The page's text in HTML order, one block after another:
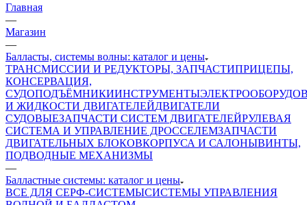
Главная
—
Магазин
—
Балласты, системы волны: каталог и цены
ТРАНСМИССИИ И РЕДУКТОРЫ, ЗАПЧАСТИПРИЦЕПЫ,
КОНСЕРВАЦИЯ,
СУДОПОДЪЁМНИКИИНСТРУМЕНТЫ
И ЖИДКОСТИ ДВИГАТЕЛЕЙДВИГАТЕЛИ
СУДОВЫЕЗАПЧАСТИ СИСТЕМ ДВИГАТЕЛЕЙРУЛЕВАЯ
СИСТЕМА И УПРАВЛЕНИЕ ДРОССЕЛЕМЗАПЧАСТИ
ДВИГАТЕЛЬНЫХ БЛОКОВКОРПУСА И САЛОНЫВИНТЫ,
ПОДВОДНЫЕ МЕХАНИЗМЫ
—
Балластные системы: каталог и цены
ВСЕ ДЛЯ СЕРФ-СИСТЕМЫСИСТЕМЫ УПРАВЛЕНИЯ